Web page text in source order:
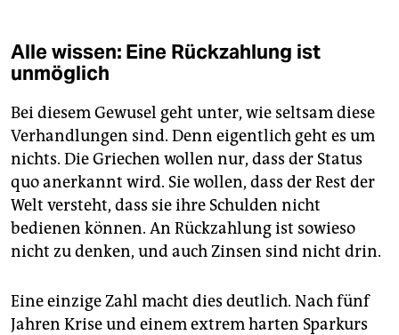
Alle wissen: Eine Rückzahlung ist
unmöglich
Bei diesem Gewusel geht unter, wie seltsam diese
Verhandlungen sind. Denn eigentlich geht es um
nichts. Die Griechen wollen nur, dass der Status
quo anerkannt wird. Sie wollen, dass der Rest der
Welt versteht, dass sie ihre Schulden nicht
bedienen können. An Rückzahlung ist sowieso
nicht zu denken, und auch Zinsen sind nicht drin.
Eine einzige Zahl macht dies deutlich. Nach fünf
Jahren Krise und einem extrem harten Sparkurs